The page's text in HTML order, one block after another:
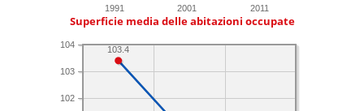
1991 2001 2011
Superficie media delle abitazioni occupate
102
103
104
103.4